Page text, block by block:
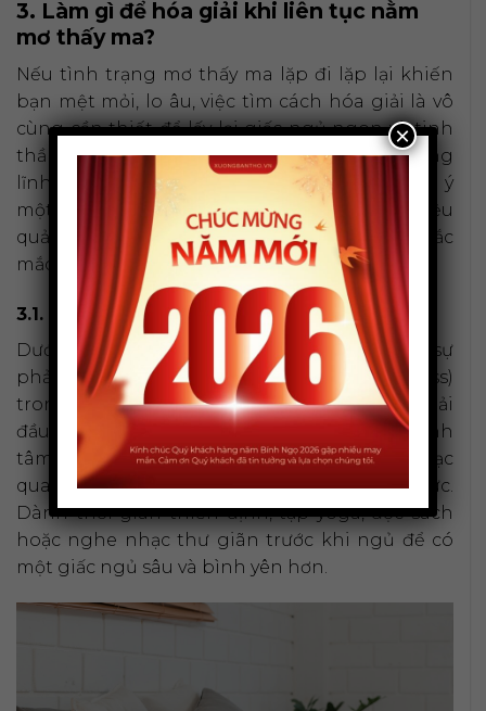
3. Làm gì để hóa giải khi liên tục nằm
mơ thấy ma?
Nếu tình trạng mơ thấy ma lặp đi lặp lại khiến
bạn mệt mỏi, lo âu, việc tìm cách hóa giải là vô
cùng cần thiết để lấy lại giấc ngủ ngon và tinh
thần thoải mái. Với kinh nghiệm 15 năm trong
lĩnh vực văn hóa thờ cúng, Xưởng Bàn Thờ gợi ý
một số phương pháp hóa giải tâm linh hiệu
quả và an lành, giúp bạn giải đáp trọn vẹn thắc
mắc
nằm mơ thấy ma có sao không
3.1. Giữ vững tinh thần, suy nghĩ tích cực
Dưới góc độ khoa học, giấc mơ thường là sự
phản ánh những lo âu, căng thẳng (stress)
trong cuộc sống ban ngày. Vì vậy, cách hóa giải
đầu tiên và quan trọng nhất là tự điều chỉnh
tâm lý của mình. Hãy cố gắng giữ tinh thần lạc
quan, suy nghĩ tích cực, tránh làm việc quá sức.
Dành thời gian thiền định, tập yoga, đọc sách
hoặc nghe nhạc thư giãn trước khi ngủ để có
một giấc ngủ sâu và bình yên hơn.
×